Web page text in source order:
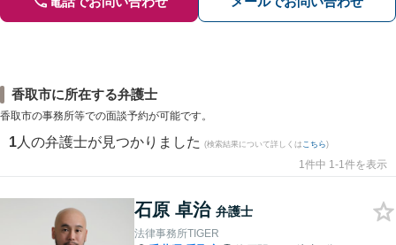
香取市に所在する弁護士
香取市の事務所等での面談予約が可能です。
1 人の弁護士が見つかりました (検索結果について詳しくは こちら)
1件中 1-1件を表示
石原 卓治 弁護士
法律事務所TIGER